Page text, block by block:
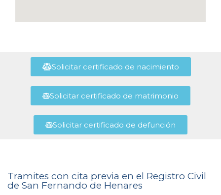
Solicitar certificado de nacimiento
Solicitar certificado de matrimonio
Solicitar certificado de defunción
Tramites con cita previa en el Registro Civil
de San Fernando de Henares